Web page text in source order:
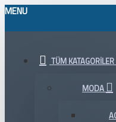
MENU
TÜM KATAGORILER
MODA